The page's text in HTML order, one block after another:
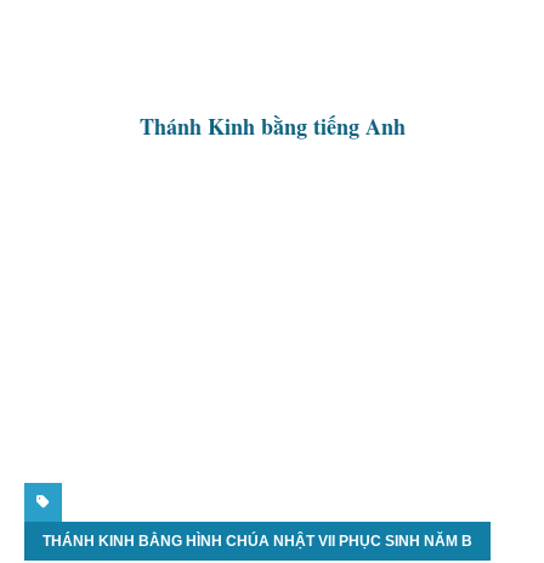
Thánh Kinh bằng tiếng Anh
THÁNH KINH BẰNG HÌNH CHÚA NHẬT VII PHỤC SINH NĂM B